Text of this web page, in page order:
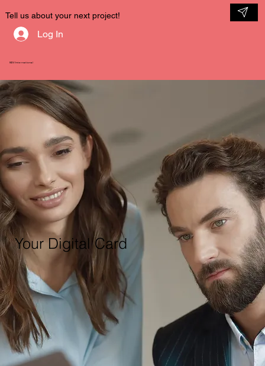
NDV International
Log In
Tell us about your next project!
Your Digital Card